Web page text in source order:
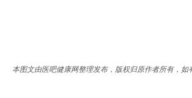
本图文由医吧健康网整理发布，版权归原作者所有，如